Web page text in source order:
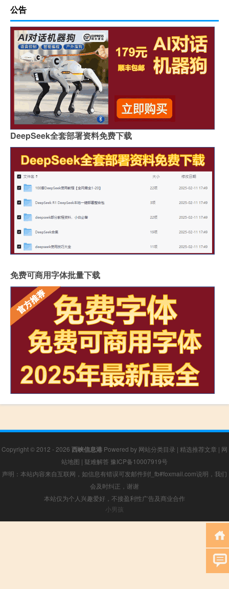
公告
DeepSeek全套部署资料免费下载
免费可商用字体批量下载
Copyright © 2012 - 2026 西峡信息港 Powered by 网站分类目录 | 精选推荐文章 | 网
站地图 | 疑难解答 豫ICP备10007919号
声明：本站内容来自互联网，如信息有错误可发邮件到f_fb#foxmail.com说明，我们
会及时纠正，谢谢
本站仅为个人兴趣爱好，不接盈利性广告及商业合作
小男孩